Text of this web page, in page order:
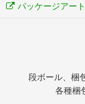
パッケージアー
段ボール、梱
各種梱